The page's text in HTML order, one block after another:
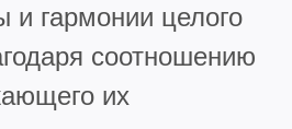
и гармонии целого
соотношению
их